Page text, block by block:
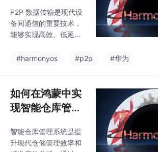
保护数据的安全性。优
化传输协议：选择合适
的传输协议（如 HTTP/
传输效率。通过合理运
下载的速度，提升文件
传输的
P2P 数据传输是现代设
备间通信的重要技术，
能够实现高效、低延迟
实现 P2P 数据传输，开
稳定性、数据传输效率
等。选择合适的 P2P 协
议：根据数据量、传输
适的 P2P 协议，如 Wi-
Fi Direct、蓝牙 P2P、
#harmonyos #p2p #华为
如何在鸿蒙中实
现智能仓库管理
智能仓库管理系统是提
升现代仓储管理效率和